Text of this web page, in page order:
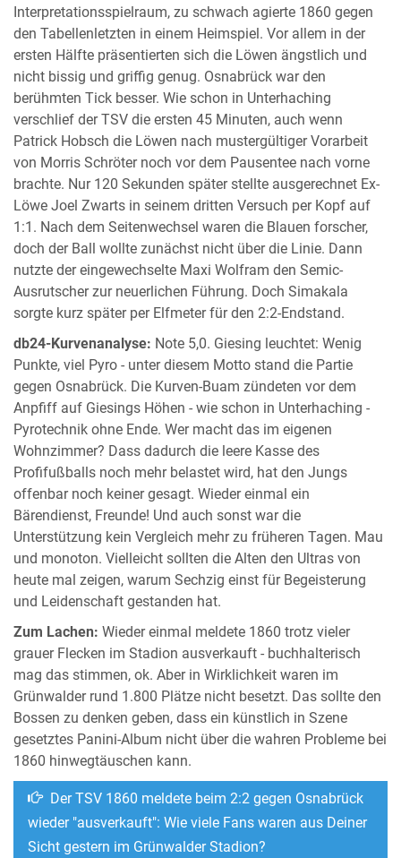
Interpretationsspielraum, zu schwach agierte 1860 gegen
den Tabellenletzten in einem Heimspiel. Vor allem in der
ersten Hälfte präsentierten sich die Löwen ängstlich und
nicht bissig und griffig genug. Osnabrück war den
berühmten Tick besser. Wie schon in Unterhaching
verschlief der TSV die ersten 45 Minuten, auch wenn
Patrick Hobsch die Löwen nach mustergültiger Vorarbeit
von Morris Schröter noch vor dem Pausentee nach vorne
brachte. Nur 120 Sekunden später stellte ausgerechnet Ex-
Löwe Joel Zwarts in seinem dritten Versuch per Kopf auf
1:1. Nach dem Seitenwechsel waren die Blauen forscher,
doch der Ball wollte zunächst nicht über die Linie. Dann
nutzte der eingewechselte Maxi Wolfram den Semic-
Ausrutscher zur neuerlichen Führung. Doch Simakala
sorgte kurz später per Elfmeter für den 2:2-Endstand.
db24-Kurvenanalyse: Note 5,0. Giesing leuchtet: Wenig
Punkte, viel Pyro - unter diesem Motto stand die Partie
gegen Osnabrück. Die Kurven-Buam zündeten vor dem
Anpfiff auf Giesings Höhen - wie schon in Unterhaching -
Pyrotechnik ohne Ende. Wer macht das im eigenen
Wohnzimmer? Dass dadurch die leere Kasse des
Profifußballs noch mehr belastet wird, hat den Jungs
offenbar noch keiner gesagt. Wieder einmal ein
Bärendienst, Freunde! Und auch sonst war die
Unterstützung kein Vergleich mehr zu früheren Tagen. Mau
und monoton. Vielleicht sollten die Alten den Ultras von
heute mal zeigen, warum Sechzig einst für Begeisterung
und Leidenschaft gestanden hat.
Zum Lachen: Wieder einmal meldete 1860 trotz vieler
grauer Flecken im Stadion ausverkauft - buchhalterisch
mag das stimmen, ok. Aber in Wirklichkeit waren im
Grünwalder rund 1.800 Plätze nicht besetzt. Das sollte den
Bossen zu denken geben, dass ein künstlich in Szene
gesetztes Panini-Album nicht über die wahren Probleme bei
1860 hinwegtäuschen kann.
Der TSV 1860 meldete beim 2:2 gegen Osnabrück
wieder "ausverkauft": Wie viele Fans waren aus Deiner
Sicht gestern im Grünwalder Stadion?